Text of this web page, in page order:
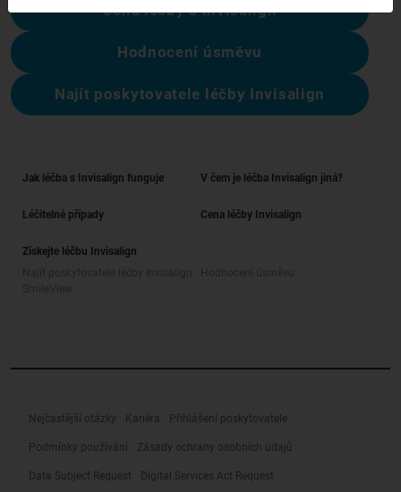
Cena léčby s Invisalign
Hodnocení úsměvu
Najít poskytovatele léčby Invisalign
Jak léčba s Invisalign funguje V čem je léčba Invisalign jiná?
Léčitelné případy Cena léčby Invisalign
Získejte léčbu Invisalign
Nejčastější otázky Kariéra Přihlášení poskytovatele
Podmínky používání Zásady ochrany osobních údajů
Data Subject Request Digital Services Act Request